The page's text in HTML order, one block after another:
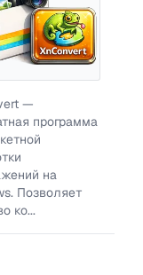
—
программа
на
Позволяет
ко...